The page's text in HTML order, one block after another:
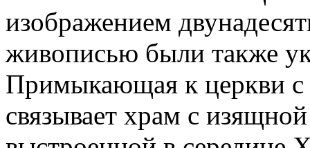
изображением
живописью были также
Примыкающая к церкви с
связывает храм с